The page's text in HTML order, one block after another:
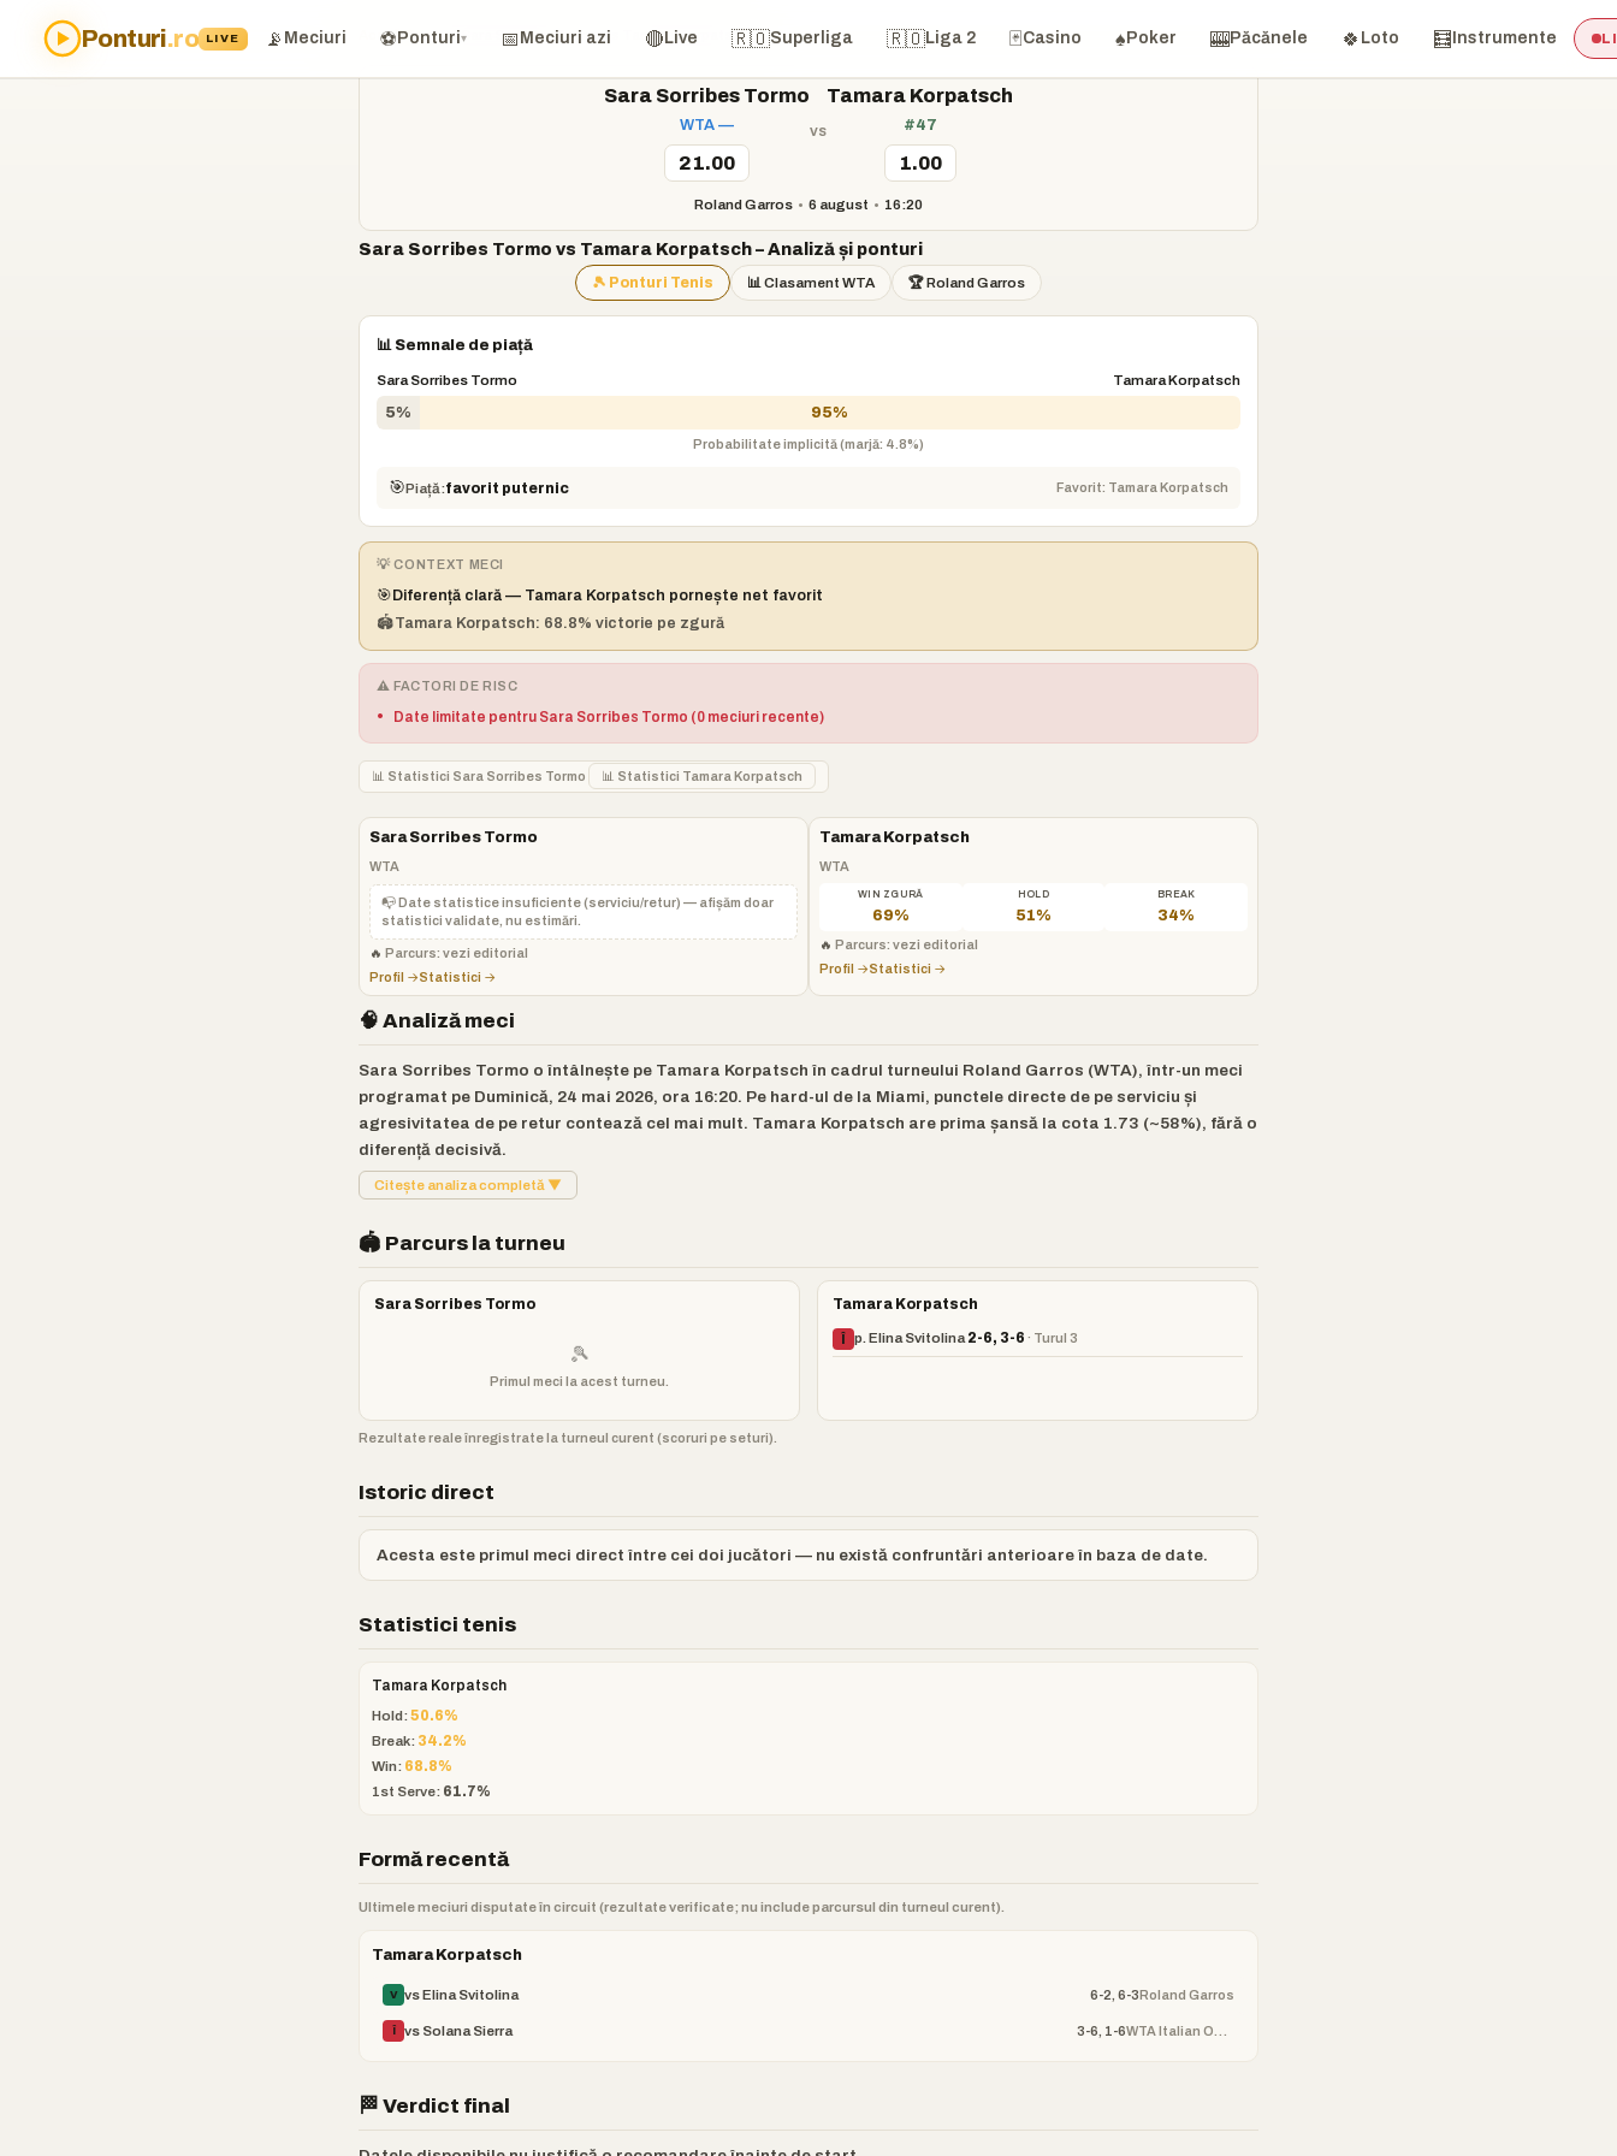
Ponturi.ro LIVE 📡 Meciuri ⚽ Ponturi▾ 📅 Meciuri azi 🔴 Live 🇷🇴Superliga 🇷🇴Liga 2 🃏 Casino ♠️ Poker 🎰 Păcănele 🍀 Loto 🧮 Instrumente
Acasă›Ponturi›Sara Sorribes Tormo vs Tamara Korpatsch
Sara Sorribes Tormo
WTA —
21.00
vs
Tamara Korpatsch
#47
1.00
Roland Garros • 6 august • 16:20
Sara Sorribes Tormo vs Tamara Korpatsch – Analiză și ponturi
🎾 Ponturi Tenis 📊 Clasament WTA 🏆 Roland Garros
📊 Semnale de piață
Sara Sorribes Tormo Tamara Korpatsch
5% 95%
Probabilitate implicită (marjă: 4.8%)
🎯Piață:favorit puternic Favorit: Tamara Korpatsch
💡 CONTEXT MECI
🎯 Diferență clară — Tamara Korpatsch pornește net favorit
🏟️Tamara Korpatsch: 68.8% victorie pe zgură
⚠️ FACTORI DE RISC
• Date limitate pentru Sara Sorribes Tormo (0 meciuri recente)
📊 Statistici Sara Sorribes Tormo 📊 Statistici Tamara Korpatsch
Sara Sorribes Tormo
WTA
📭 Date statistice insuficiente (serviciu/retur) — afișăm doar
statistici validate, nu estimări.
🔥 Parcurs: vezi editorial
Profil →Statistici →
Tamara Korpatsch
WTA
WIN ZGURĂ
69%
HOLD
51%
BREAK
34%
🔥 Parcurs: vezi editorial
Profil →Statistici →
🧠 Analiză meci
Sara Sorribes Tormo o întâlnește pe Tamara Korpatsch în cadrul turneului Roland Garros (WTA), într-un meci
programat pe Duminică, 24 mai 2026, ora 16:20. Pe hard-ul de la Miami, punctele directe de pe serviciu și
agresivitatea de pe retur contează cel mai mult. Tamara Korpatsch are prima șansă la cota 1.73 (~58%), fără o
diferență decisivă.
Citește analiza completă ▼
🏟️ Parcurs la turneu
Sara Sorribes Tormo
🎾
Primul meci la acest turneu.
Tamara Korpatsch
Î p. Elina Svitolina 2-6, 3-6 · Turul 3
Rezultate reale înregistrate la turneul curent (scoruri pe seturi).
Istoric direct
Acesta este primul meci direct între cei doi jucători — nu există confruntări anterioare în baza de date.
Statistici tenis
Tamara Korpatsch
Hold:50.6%
Break: 34.2%
Win: 68.8%
1st Serve: 61.7%
Formă recentă
Ultimele meciuri disputate în circuit (rezultate verificate; nu include parcursul din turneul curent).
Tamara Korpatsch
V vs Elina Svitolina 6-2, 6-3Roland Garros
Î vs Solana Sierra 3-6, 1-6
🏁 Verdict final